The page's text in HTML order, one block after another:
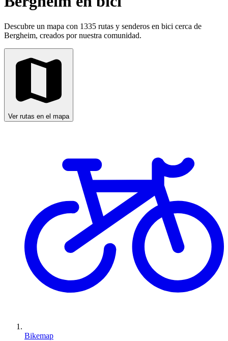
Descubre un mapa con 1335 rutas y senderos en bici cerca de
Bergheim, creados por nuestra comunidad.
Ver rutas en el mapa
Bikemap